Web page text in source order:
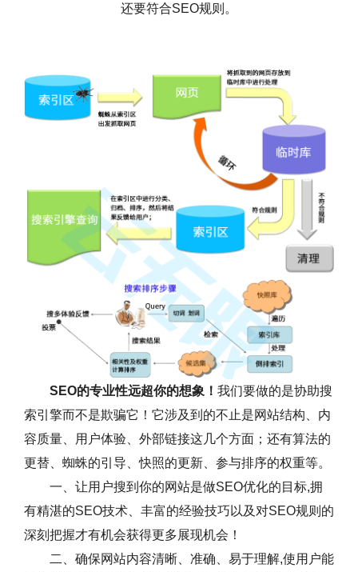
还要符合SEO规则。
SEO的专业性远超你的想象！ 我们要做的是协助搜
索引擎而不是欺骗它！它涉及到的不止是网站结构、内
容质量、用户体验、外部链接这几个方面；还有算法的
更替、蜘蛛的引导、快照的更新、参与排序的权重等。
一、让用户搜到你的网站是做SEO优化的目标,拥
有精湛的SEO技术、丰富的经验技巧以及对SEO规则的
深刻把握才有机会获得更多展现机会！
二、确保网站内容清晰、准确、易于理解,使用户能